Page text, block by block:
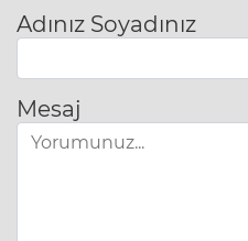
Adınız Soyadınız
Mesaj